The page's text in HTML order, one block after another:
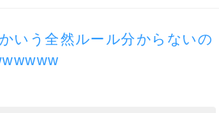
いう全然ルール分からないの